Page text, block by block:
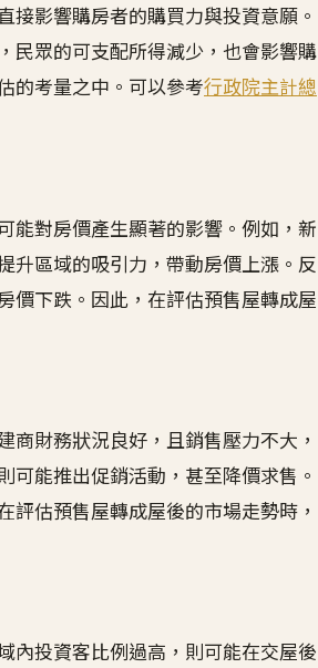
影響購房者的購買力與投資意願。
民眾的可支配所得減少，也會影響購
的考量之中。可以參考行政院主計總
能對房價產生顯著的影響。例如，新
升區域的吸引力，帶動房價上漲。反
價下跌。因此，在評估預售屋轉成屋
商財務狀況良好，且銷售壓力不大，
能推出促銷活動，甚至降價求售。
評估預售屋轉成屋後的市場走勢時，
內投資客比例過高，則可能在交屋後